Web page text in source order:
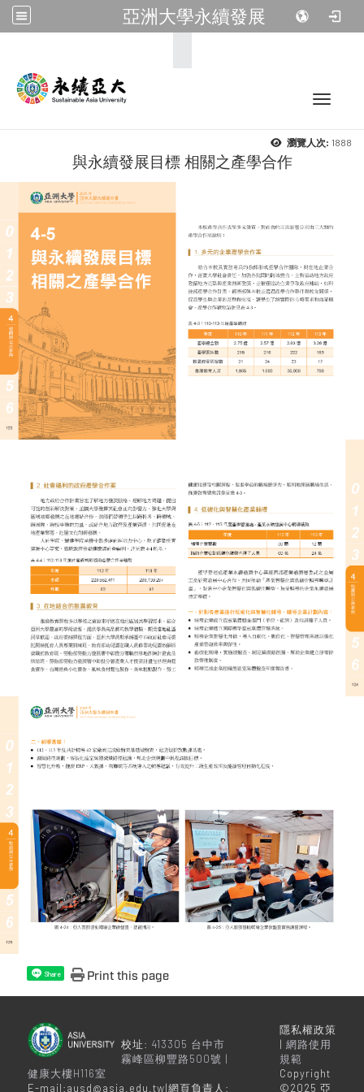
亞洲大學永續發展
Toggle
瀏覽人次: 1888
與永續發展目標 相關之產學合作
Share Print this page
校址: 413305 台中市
霧峰區柳豐路500號 |
健康大樓H116室
E-mail:ausd@asia.edu.tw|網頁負責人:
隱私權政策
| 網路使用
規範
Copyright
©2025 亞